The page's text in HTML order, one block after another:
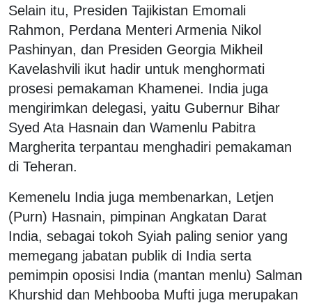
Selain itu, Presiden Tajikistan Emomali
Rahmon, Perdana Menteri Armenia Nikol
Pashinyan, dan Presiden Georgia Mikheil
Kavelashvili ikut hadir untuk menghormati
prosesi pemakaman Khamenei. India juga
mengirimkan delegasi, yaitu Gubernur Bihar
Syed Ata Hasnain dan Wamenlu Pabitra
Margherita terpantau menghadiri pemakaman
di Teheran.
Kemenelu India juga membenarkan, Letjen
(Purn) Hasnain, pimpinan Angkatan Darat
India, sebagai tokoh Syiah paling senior yang
memegang jabatan publik di India serta
pemimpin oposisi India (mantan menlu) Salman
Khurshid dan Mehbooba Mufti juga merupakan